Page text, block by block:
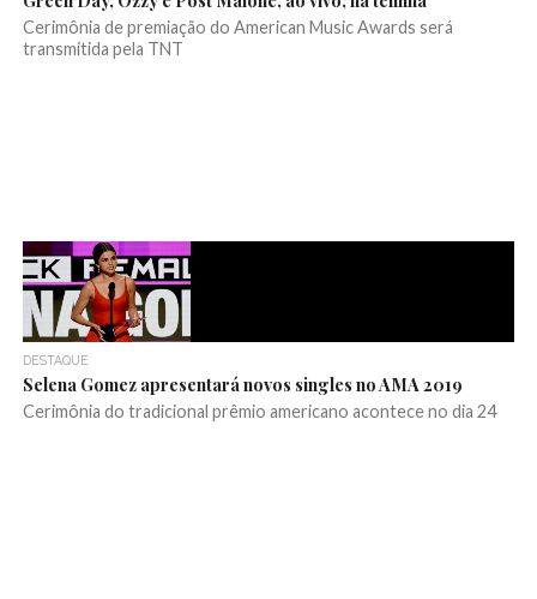
Cerimônia de premiação do American Music Awards será
transmitida pela TNT
DESTAQUE
Selena Gomez apresentará novos singles no AMA 2019
Cerimônia do tradicional prêmio americano acontece no dia 24